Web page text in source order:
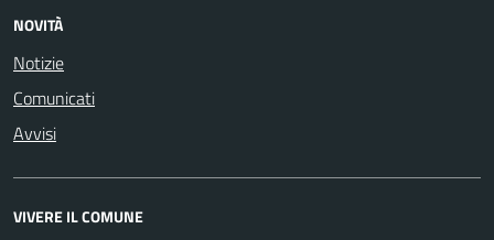
NOVITÀ
Notizie
Comunicati
Avvisi
VIVERE IL COMUNE